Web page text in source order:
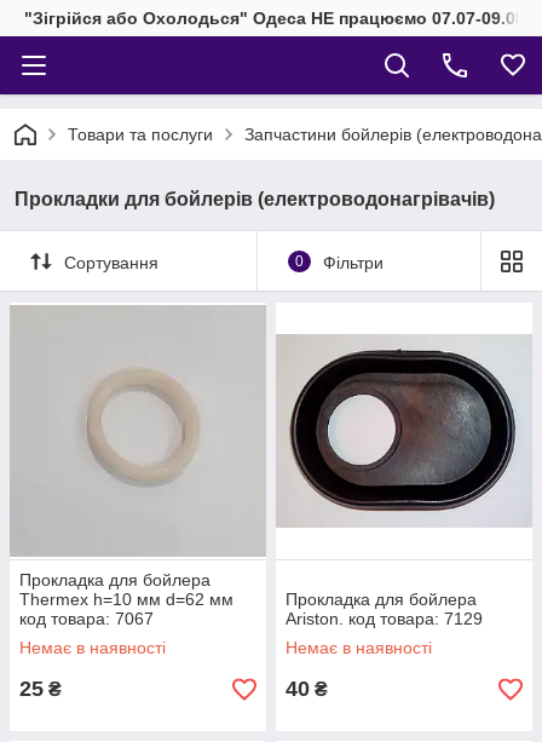
"Зігрійся або Охолодься" Одеса НЕ працюємо 07.07-
Товари та послуги Запчастини бойлерів
Прокладки для бойлерів (електроводонагрівачів)
Сортування 0 Фільтри
Прокладка для бойлера
Thermex h=10 мм d=62 мм
код товара: 7067
Немає в наявності
25 ₴
Прокладка для бойлера
Ariston. код товара: 7129
Немає в наявності
40 ₴